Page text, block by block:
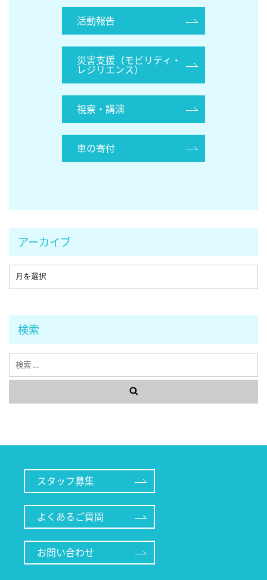
活動報告
災害支援（モビリティ・
レジリエンス）
視察・講演
車の寄付
アーカイブ
検索
索
スタッフ募集
よくあるご質問
お問い合わせ